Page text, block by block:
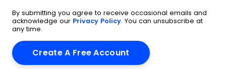
By submitting you agree to receive occasional emails and
acknowledge our Privacy Policy. You can unsubscribe at
any time.